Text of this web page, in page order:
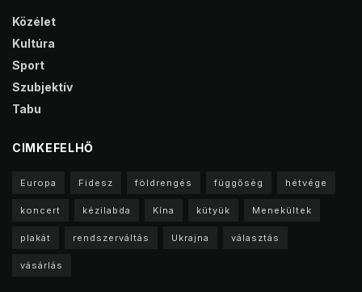
Közélet
Kultúra
Sport
Szubjektív
Tabu
CIMKEFELHŐ
Europa Fidesz földrengés függőség hétvége
koncert kézilabda Kína kütyük Menekültek
plakát rendszerváltás Ukrajna választás
vásárlás